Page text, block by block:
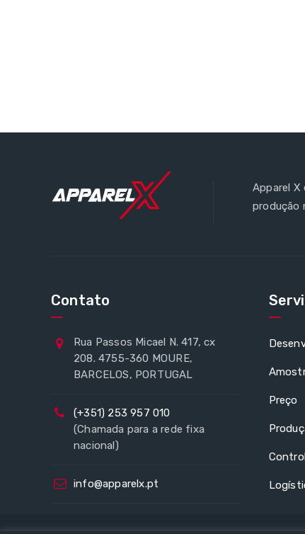
Apparel X
produção
Contato
Rua Passos Micael N. 417, cx
208. 4755-360 MOURE,
BARCELOS, PORTUGAL
(+351) 253 957 010
(Chamada para a rede fixa
nacional)
info@apparelx.pt
Preço